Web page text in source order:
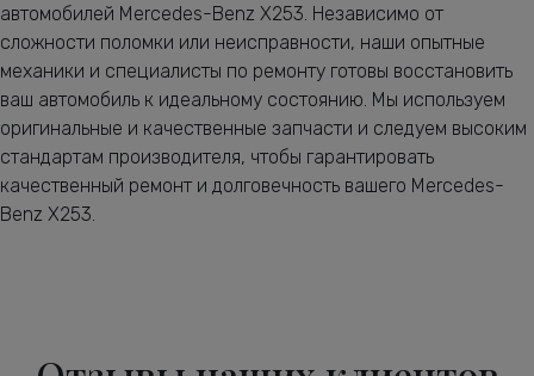
автомобилей Mercedes-Benz X253. Независимо от
сложности поломки или неисправности, наши опытные
механики и специалисты по ремонту готовы восстановить
ваш автомобиль к идеальному состоянию. Мы используем
оригинальные и качественные запчасти и следуем высоким
стандартам производителя, чтобы гарантировать
качественный ремонт и долговечность вашего Mercedes-
Benz X253.